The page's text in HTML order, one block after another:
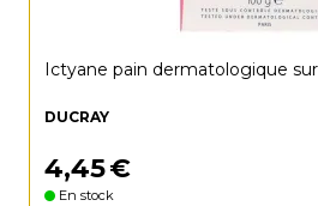
Ictyane pain dermatologique
DUCRAY
4,45€
En stock